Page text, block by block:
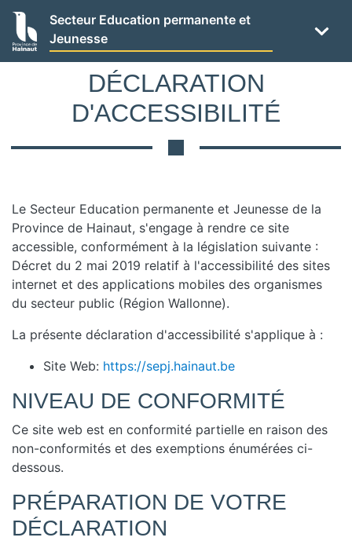
Panneau de gestion des cookies
Aller
contenu
principal
Secteur Education permanente et
Jeunesse
DÉCLARATION
D'ACCESSIBILITÉ
Le Secteur Education permanente et Jeunesse de la
Province de Hainaut, s'engage à rendre ce site
accessible, conformément à la législation suivante :
Décret du 2 mai 2019 relatif à l'accessibilité des sites
internet et des applications mobiles des organismes
du secteur public (Région Wallonne).
La présente déclaration d'accessibilité s'applique à :
Site Web: https://sepj.hainaut.be
NIVEAU DE CONFORMITÉ
Ce site web est en conformité partielle en raison des
non-conformités et des exemptions énumérées ci-
dessous.
PRÉPARATION DE VOTRE
DÉCLARATION